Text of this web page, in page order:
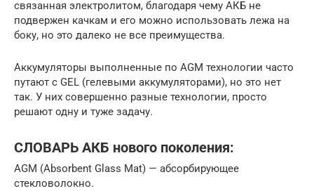
связанная электролитом, благодаря чему АКБ не
подвержен качкам и его можно использовать лежа на
боку, но это далеко не все преимущества.
Аккумуляторы выполненные по AGM технологии часто
путают с GEL (гелевыми аккумуляторами), но это нет
так. У них совершенно разные технологии, просто
решают одну и туже задачу.
СЛОВАРЬ АКБ нового поколения:
AGM (Absorbent Glass Mat) — абсорбирующее
стекловолокно.